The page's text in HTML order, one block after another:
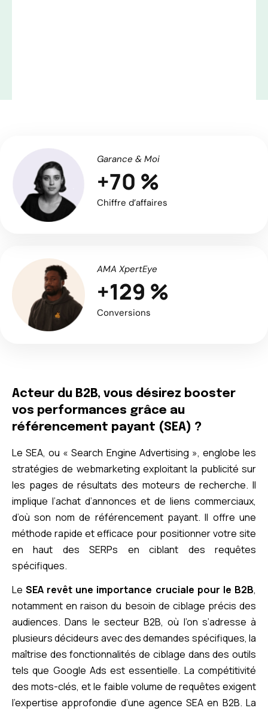
Garance & Moi
+70 %
Chiffre d’affaires
AMA XpertEye
+129 %
Conversions
Acteur du B2B, vous désirez booster
vos performances grâce au
référencement payant (SEA) ?
Le SEA, ou « Search Engine Advertising », englobe les
stratégies de webmarketing exploitant la publicité sur
les pages de résultats des moteurs de recherche. Il
implique l’achat d’annonces et de liens commerciaux,
d’où son nom de référencement payant. Il offre une
méthode rapide et efficace pour positionner votre site
en haut des SERPs en ciblant des requêtes
spécifiques.
Le SEA revêt une importance cruciale pour le B2B,
notamment en raison du besoin de ciblage précis des
audiences. Dans le secteur B2B, où l’on s’adresse à
plusieurs décideurs avec des demandes spécifiques, la
maîtrise des fonctionnalités de ciblage dans des outils
tels que Google Ads est essentielle. La compétitivité
des mots-clés, et le faible volume de requêtes exigent
l’expertise approfondie d’une agence SEA en B2B. La